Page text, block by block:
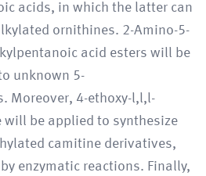
acids, in which the latter can
ornithines. 2-Amino-5-
acid esters will be
unknown 5-
Moreover, 4-ethoxy-l,l,l-
be applied to synthesize
camitine derivatives,
enzymatic reactions. Finally,